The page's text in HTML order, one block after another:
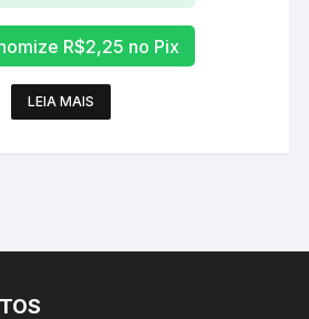
R$2,25 no Pix
LEIA MAIS